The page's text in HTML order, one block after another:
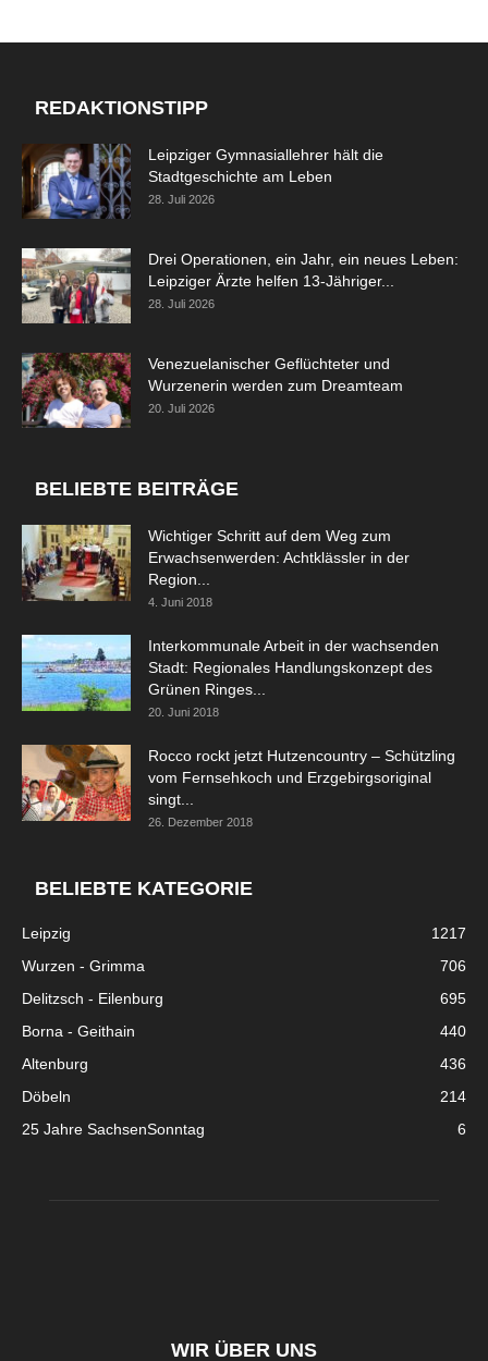
REDAKTIONSTIPP
Leipziger Gymnasiallehrer hält die
Stadtgeschichte am Leben
28. Juli 2026
Drei Operationen, ein Jahr, ein neues Leben:
Leipziger Ärzte helfen 13-Jähriger...
28. Juli 2026
Venezuelanischer Geflüchteter und
Wurzenerin werden zum Dreamteam
20. Juli 2026
BELIEBTE BEITRÄGE
Wichtiger Schritt auf dem Weg zum
Erwachsenwerden: Achtklässler in der
Region...
4. Juni 2018
Interkommunale Arbeit in der wachsenden
Stadt: Regionales Handlungskonzept des
Grünen Ringes...
20. Juni 2018
Rocco rockt jetzt Hutzencountry – Schützling
vom Fernsehkoch und Erzgebirgsoriginal
singt...
26. Dezember 2018
BELIEBTE KATEGORIE
Leipzig
1217
Wurzen - Grimma
706
Delitzsch - Eilenburg
695
Borna - Geithain
440
Altenburg
436
Döbeln
214
25 Jahre SachsenSonntag
6
WIR ÜBER UNS